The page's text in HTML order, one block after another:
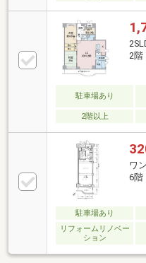
2階
駐車場あり
2階以上
ワ
6階
駐車場あり
リフォームリノベー
ション